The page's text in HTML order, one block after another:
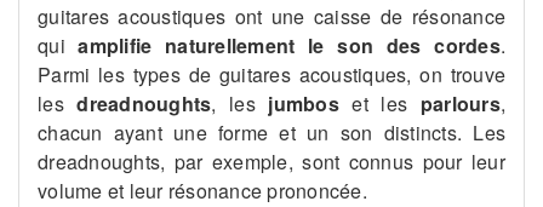
guitares acoustiques ont une caisse de résonance
quiamplifie naturellement le son des cordes.
Parmi les types de guitares acoustiques, on trouve
lesdreadnoughts, les jumboset les parlours,
chacun ayant une forme et un son distincts. Les
dreadnoughts, par exemple, sont connus pour leur
volume et leur résonance prononcée.